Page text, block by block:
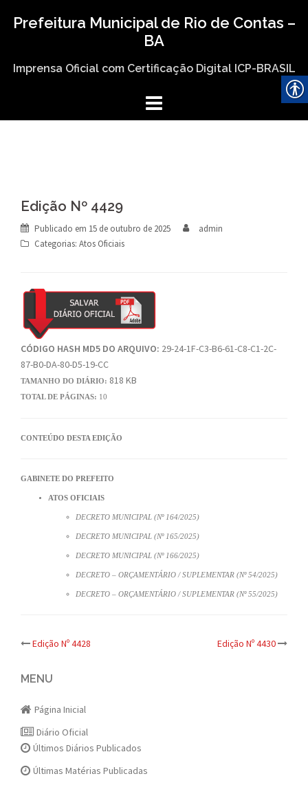
Prefeitura Municipal de Rio de Contas –
BA
Imprensa Oficial com Certificação Digital ICP-BRASIL
Edição Nº 4429
Publicado em 15 de outubro de 2025
admin
Categorias: Atos Oficiais
CÓDIGO HASH MD5 DO ARQUIVO: 29-24-1F-C3-B6-61-C8-C1-2C-
87-B0-DA-80-D5-19-CC
TAMANHO DO DIÁRIO: 818 KB
TOTAL DE PÁGINAS: 10
CONTEÚDO DESTA EDIÇÃO
GABINETE DO PREFEITO
ATOS OFICIAIS
DECRETO MUNICIPAL (Nº 164/2025)
DECRETO MUNICIPAL (Nº 165/2025)
DECRETO MUNICIPAL (Nº 166/2025)
DECRETO – ORÇAMENTÁRIO / SUPLEMENTAR (Nº 54/2025)
DECRETO – ORÇAMENTÁRIO / SUPLEMENTAR (Nº 55/2025)
Post
navigation
Edição Nº 4428 Edição Nº 4430
MENU
Página Inicial
Diário Oficial
Últimos Diários Publicados
Últimas Matérias Publicadas